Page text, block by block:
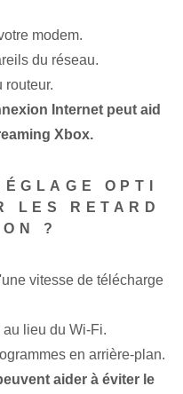
modem.
du réseau.
routeur.
Internet peut aid
Xbox.
OPTI
LES RETARD
?
vitesse de télécharge
lieu du Wi-Fi.
en arrière-plan.
aider à éviter le